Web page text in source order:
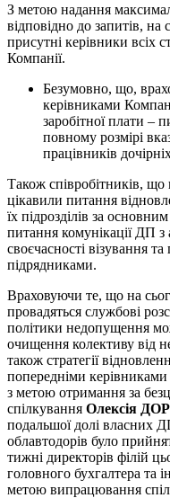
З метою надання
відповідно до запитів, на
присутні керівники всіх
Компанії.
Безумовно, що,
керівниками
заробітної плати –
повному розмірі
працівників
Також співробітників,
цікавили питання
їх підрозділів за
питання комунікації ДП
своєчасності візування
підрядниками.
Враховуючи те, що на
провадяться службові
політики недопущення
очищення колективу від
також стратегії
попередніми керівниками
з метою отримання за
спілкування Олексія
подальшої долі власних
облавтодорів було
тижні директорів філій
головного бухгалтера та
метою випрацювання